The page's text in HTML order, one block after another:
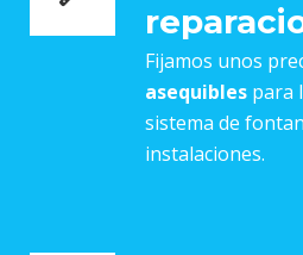
Fijamos unos
asequibles para
sistema de
instalaciones.